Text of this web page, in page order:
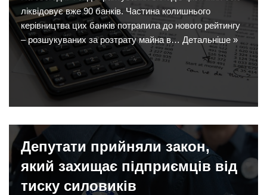
ліквідовує вже 90 банків. Частина колишнього
керівництва цих банків потрапила до нового рейтингу
– розшукуваних за розтрату майна в… Детальніше »
Депутати прийняли закон,
який захищає підприємців від
тиску силовиків